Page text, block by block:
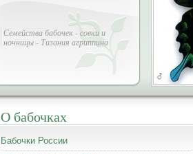
Семейства бабочек - совки и
ночницы - Тизания агриппина
О бабочках
Бабочки России